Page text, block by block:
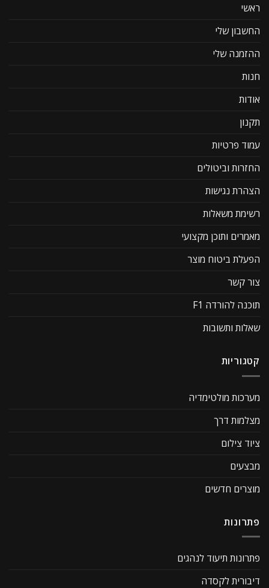
ראשי
החשבון שלי
ההזמנה שלי
חנות
אודות
תקנון
עמוד פרטיות
החזרות וביטולים
הצהרת נגישות
רשימת משאלות
מאמרים ותוכן מקצועי
הפעלת ביטוח מוצר
צור קשר
תוכנה להורדה F1
שאלות ותשובות
קטגוריות
מערכות מולטימדיה
מצלמות דרך
ציוד צילום
מבצעים
מוצרים חדשים
פתרונות
פתרונות תיעוד לנהגים
דיבורית לקסדה